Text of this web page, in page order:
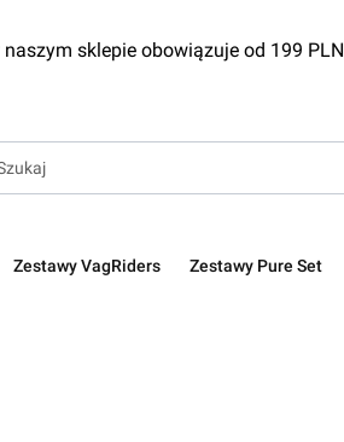
sklepie obowiązuje od 199 PLN
Zestawy VagRiders Zestawy Pure Set